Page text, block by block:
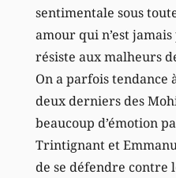
sentimentale sous
amour qui n’est
résiste aux malheurs
On a parfois tendance
deux derniers des
beaucoup d’émotion
Trintignant et
de se défendre contre